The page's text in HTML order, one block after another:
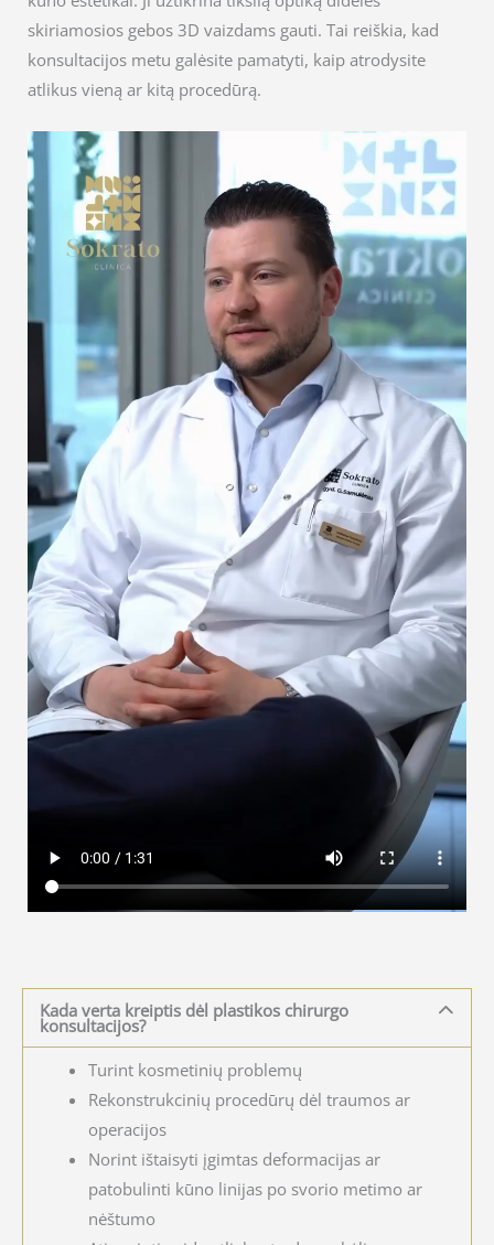
skiriamosios gebos 3D vaizdams gauti. Tai reiškia, kad
konsultacijos metu galėsite pamatyti, kaip atrodysite
atlikus vieną ar kitą procedūrą.
Kada verta kreiptis dėl plastikos chirurgo
konsultacijos?
Turint kosmetinių problemų
Rekonstrukcinių procedūrų dėl traumos ar
operacijos
Norint ištaisyti įgimtas deformacijas ar
patobulinti kūno linijas po svorio metimo ar
nėštumo